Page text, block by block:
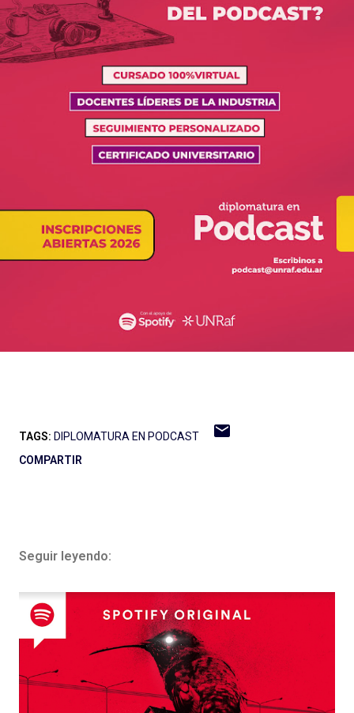
TAGS: DIPLOMATURA EN PODCAST
COMPARTIR
Seguir leyendo: